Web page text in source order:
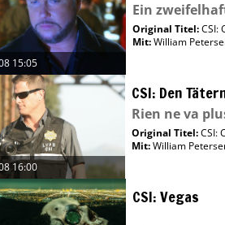
15:05
Ein
Original Titel:CSI:
Mit:William
16:00
CSI: Den
Rien ne va
Original Titel:CSI:
Mit:William
CSI: Vegas